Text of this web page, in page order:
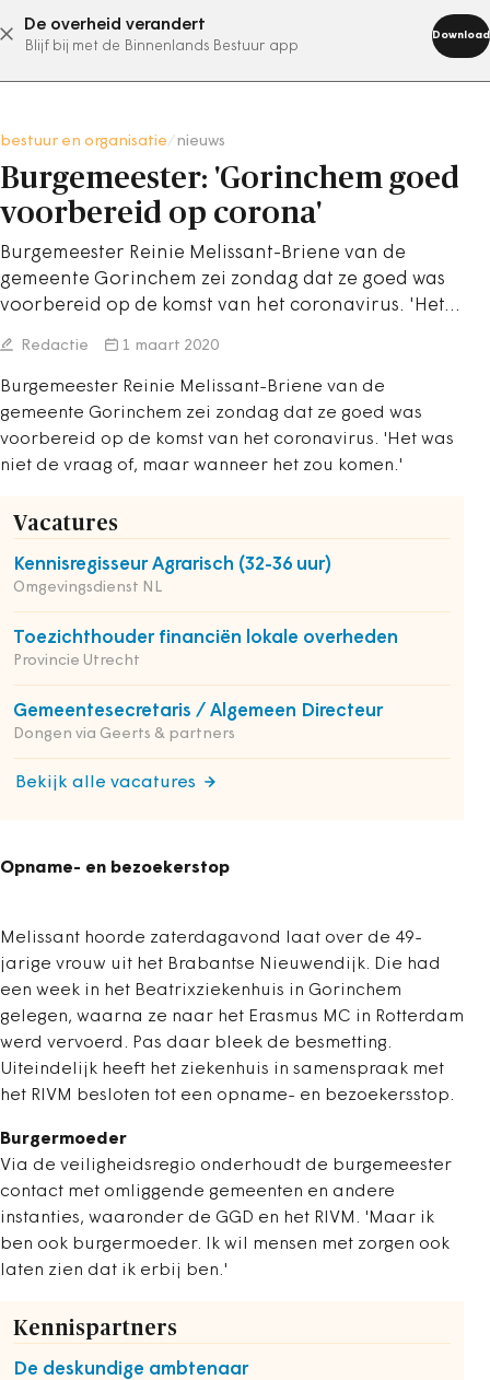
De overheid verandert
Blijf bij met de Binnenlands Bestuur app
Download
abonneer nu
bestuur en organisatie nieuws
Burgemeester: 'Gorinchem goed
voorbereid op corona'
Burgemeester Reinie Melissant-Briene van de
gemeente Gorinchem zei zondag dat ze goed was
voorbereid op de komst van het coronavirus. 'Het…
Redactie 1 maart 2020
Burgemeester Reinie Melissant-Briene van de
gemeente Gorinchem zei zondag dat ze goed was
voorbereid op de komst van het coronavirus. 'Het was
niet de vraag of, maar wanneer het zou komen.'
Vacatures
Kennisregisseur Agrarisch (32-36 uur)
Omgevingsdienst NL
Toezichthouder financiën lokale overheden
Provincie Utrecht
Gemeentesecretaris / Algemeen Directeur
Dongen via Geerts & partners
Bekijk alle vacatures
Opname- en bezoekerstop
Melissant hoorde zaterdagavond laat over de 49-
jarige vrouw uit het Brabantse Nieuwendijk. Die had
een week in het Beatrixziekenhuis in Gorinchem
gelegen, waarna ze naar het Erasmus MC in Rotterdam
werd vervoerd. Pas daar bleek de besmetting.
Uiteindelijk heeft het ziekenhuis in samenspraak met
het RIVM besloten tot een opname- en bezoekersstop.
Burgermoeder
Via de veiligheidsregio onderhoudt de burgemeester
contact met omliggende gemeenten en andere
instanties, waaronder de GGD en het RIVM. 'Maar ik
ben ook burgermoeder. Ik wil mensen met zorgen ook
laten zien dat ik erbij ben.'
Kennispartners
De deskundige ambtenaar